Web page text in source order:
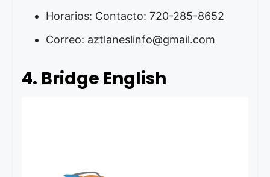
Horarios: Contacto: 720-285-8652
Correo: aztlaneslinfo@gmail.com
4. Bridge English